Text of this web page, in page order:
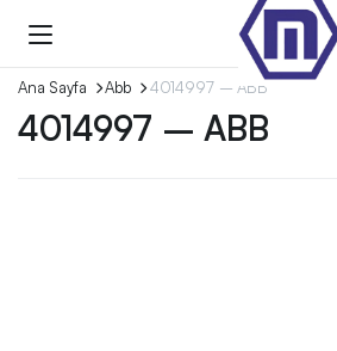
Ana Sayfa Abb 4014997 – ABB
4014997 – ABB